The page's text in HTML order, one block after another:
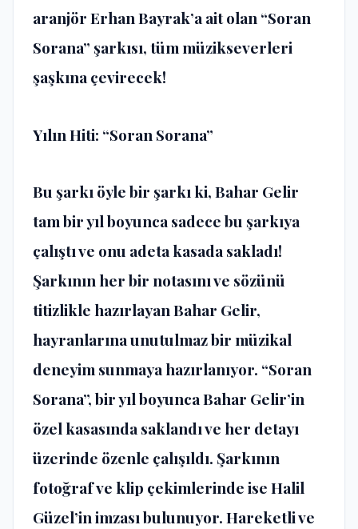
aranjör Erhan Bayrak’a ait olan “Soran
Sorana” şarkısı, tüm müzikseverleri
şaşkına çevirecek!
Yılın Hiti: “Soran Sorana”
Bu şarkı öyle bir şarkı ki, Bahar Gelir
tam bir yıl boyunca sadece bu şarkıya
çalıştı ve onu adeta kasada sakladı!
Şarkının her bir notasını ve sözünü
titizlikle hazırlayan Bahar Gelir,
hayranlarına unutulmaz bir müzikal
deneyim sunmaya hazırlanıyor. “Soran
Sorana”, bir yıl boyunca Bahar Gelir’in
özel kasasında saklandı ve her detayı
üzerinde özenle çalışıldı. Şarkının
fotoğraf ve klip çekimlerinde ise Halil
Güzel’in imzası bulunuyor. Hareketli ve